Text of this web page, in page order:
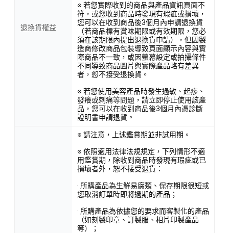
退換貨權益
※ 若您實際收到的商品與產品資訊頁面不
符，或您收到商品時發現有瑕疵或損壞，
您可以在收到商品後3個月內申請退換貨
（若商品標有賞味期限或有效期限，您必
須在該期限內提出退換貨申請），但因製
造商修改商品包裝導致頁面顯示內容與實
際商品不一致，或因螢幕設定或拍攝條件
不同導致商品圖片與實際產品略有差異
者，恕不接受退換貨。
※ 若您使用美容產品時發生過敏、起疹、
發癢或刺痛等問題，請立即停止使用該產
品，您可以在收到商品後3個月內憑診斷
證明書申請退貨。
※ 請注意，上述鑑賞期並非試用期。
※ 依照適用法律法規規定，下列情形不適
用鑑賞期，除收到商品時發現有瑕疵或已
損壞者外，恕不接受退貨：
· 所購產品為生鮮易腐類、保存期限很短或
您取消訂單時即將過期的產品；
· 所購產品為依據您的要求而客製化的產品
（如刻製印章、訂製服、相片印製產品
等）；